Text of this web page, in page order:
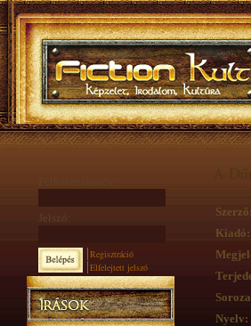
Jelszó:
Regisztráció
Elfelejtett jelszó
A
Szerző:
Kiadó:
Nyelv: